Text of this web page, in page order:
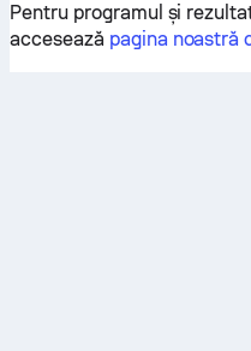
Pentru programul și
accesează pagina noastră